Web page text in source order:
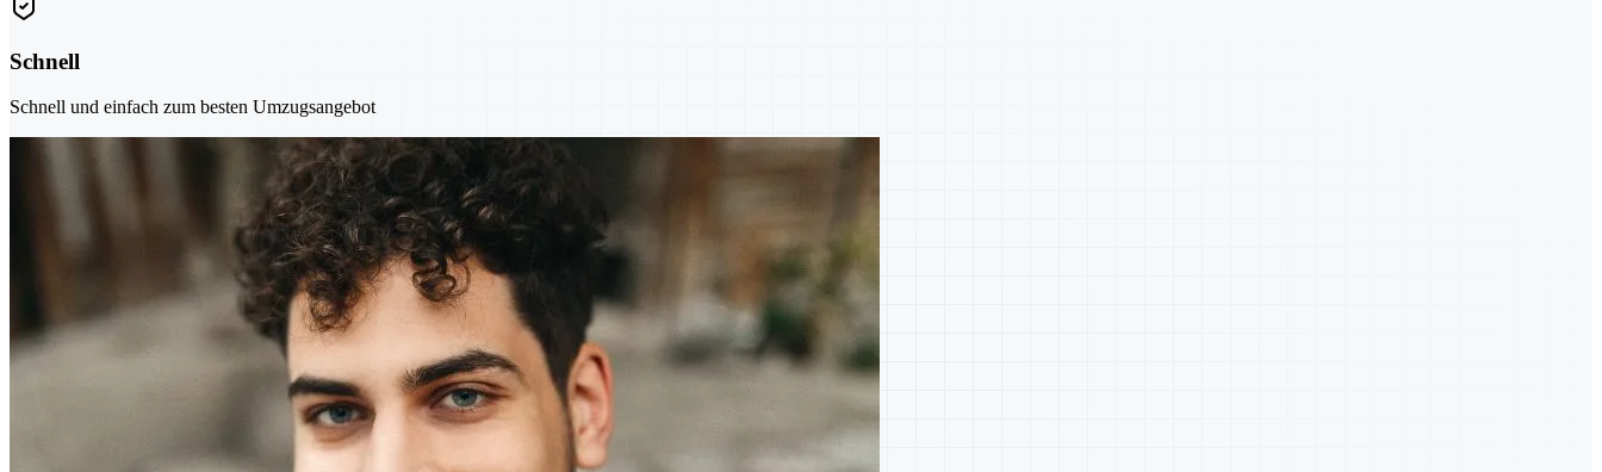
Schnell
Schnell und einfach zum besten Umzugsangebot